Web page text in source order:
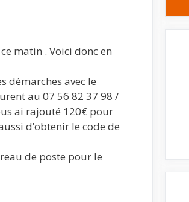
matin . Voici donc en
démarches avec le
au 07 56 82 37 98 /
ai rajouté 120€ pour
d’obtenir le code de
de poste pour le